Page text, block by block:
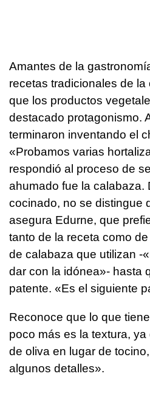
Amantes de la
recetas tradicionales de
que los productos
destacado protagonismo.
terminaron inventando el
«Probamos varias
respondió al proceso de
ahumado fue la calabaza.
cocinado, no se distingue
asegura Edurne, que
tanto de la receta como
de calabaza que utilizan -
dar con la idónea»- hasta
patente. «Es el siguiente
Reconoce que lo que
poco más es la textura,
de oliva en lugar de
algunos detalles».